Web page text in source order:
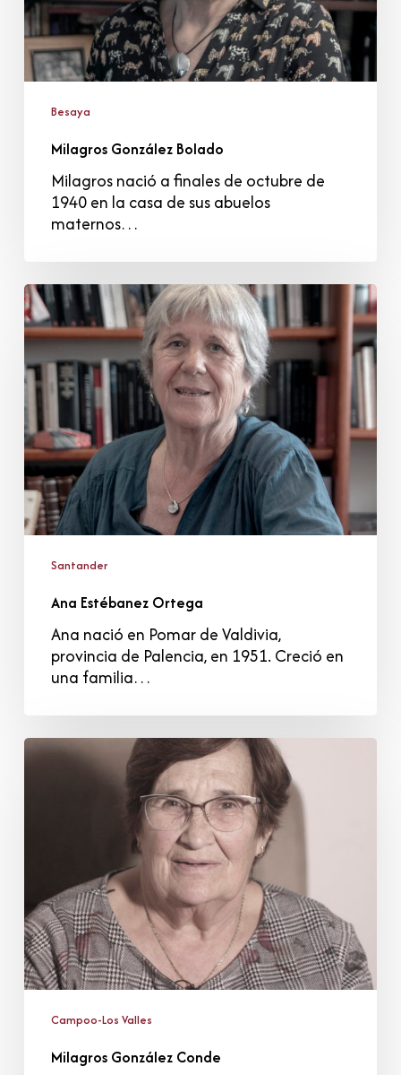
Besaya
Milagros González Bolado
Milagros nació a finales de octubre de
1940 en la casa de sus abuelos
maternos…
Ana
Estébanez
Ortega
Santander
Ana Estébanez Ortega
Ana nació en Pomar de Valdivia,
provincia de Palencia, en 1951. Creció en
una familia…
Milagros
González
Campoo-Los Valles
Milagros González Conde